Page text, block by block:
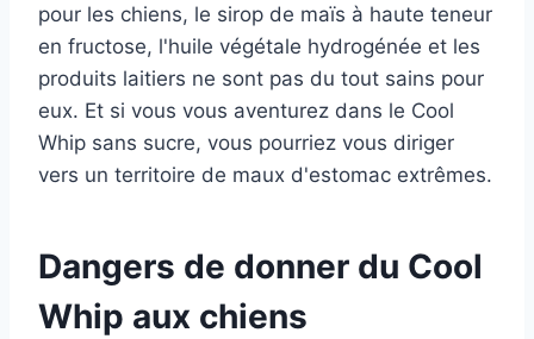
pour les chiens, le sirop de maïs à haute teneur
en fructose, l'huile végétale hydrogénée et les
produits laitiers ne sont pas du tout sains pour
eux. Et si vous vous aventurez dans le Cool
Whip sans sucre, vous pourriez vous diriger
vers un territoire de maux d'estomac extrêmes.
Dangers de donner du Cool
Whip aux chiens